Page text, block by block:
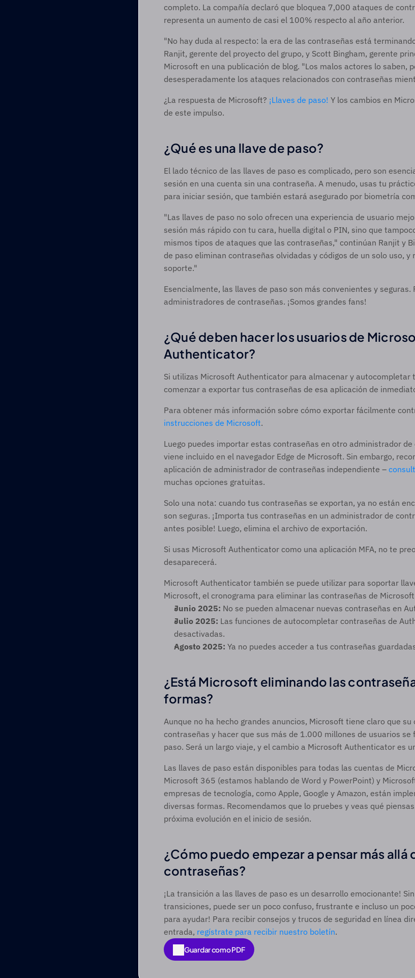
completo. La compañía declaró que bloquea 7,000 ataques de
representa un aumento de casi el 100% respecto al año anterior.
"No hay duda al respecto: la era de las contraseñas está
Ranjit, gerente del proyecto del grupo, y Scott Bingham, gerente
Microsoft en una publicación de blog. "Los malos actores lo saben,
desesperadamente los ataques relacionados con contraseñas
¿La respuesta de Microsoft? ¡Llaves de paso! Y los cambios en
de este impulso.
¿Qué es una llave de paso?
El lado técnico de las llaves de paso es complicado, pero son
sesión en una cuenta sin una contraseña. A menudo, usas tu
para iniciar sesión, que también estará asegurado por biometría
"Las llaves de paso no solo ofrecen una experiencia de usuario
sesión más rápido con tu cara, huella digital o PIN, sino que
mismos tipos de ataques que las contraseñas," continúan Ranjit y
de paso eliminan contraseñas olvidadas y códigos de un solo uso, y
soporte."
Esencialmente, las llaves de paso son más convenientes y seguras.
administradores de contraseñas. ¡Somos grandes fans!
¿Qué deben hacer los usuarios de
Authenticator?
Si utilizas Microsoft Authenticator para almacenar y autocompletar
comenzar a exportar tus contraseñas de esa aplicación de
Para obtener más información sobre cómo exportar fácilmente
instrucciones de Microsoft.
Luego puedes importar estas contraseñas en otro administrador
viene incluido en el navegador Edge de Microsoft. Sin embargo,
aplicación de administrador de contraseñas independiente –
muchas opciones gratuitas.
Solo una nota: cuando tus contraseñas se exportan, ya no están
son seguras. ¡Importa tus contraseñas en un administrador de
antes posible! Luego, elimina el archivo de exportación.
Si usas Microsoft Authenticator como una aplicación MFA, no te
desaparecerá.
Microsoft Authenticator también se puede utilizar para soportar
Microsoft, el cronograma para eliminar las contraseñas de
Junio 2025: No se pueden almacenar nuevas contraseñas en
Julio 2025: Las funciones de autocompletar contraseñas de
desactivadas.
Agosto 2025: Ya no puedes acceder a tus contraseñas
¿Está Microsoft eliminando las
formas?
Aunque no ha hecho grandes anuncios, Microsoft tiene claro que
contraseñas y hacer que sus más de 1.000 millones de usuarios
paso. Será un largo viaje, y el cambio a Microsoft Authenticator es
Las llaves de paso están disponibles para todas las cuentas de
Microsoft 365 (estamos hablando de Word y PowerPoint) y
empresas de tecnología, como Apple, Google y Amazon, están
diversas formas. Recomendamos que lo pruebes y veas qué
próxima evolución en el inicio de sesión.
¿Cómo puedo empezar a pensar más allá
contraseñas?
¡La transición a las llaves de paso es un desarrollo emocionante!
transiciones, puede ser un poco confuso, frustrante e incluso un
para ayudar! Para recibir consejos y trucos de seguridad en línea
entrada, regístrate para recibir nuestro boletín.
Guardar como PDF
Guardar como PDF